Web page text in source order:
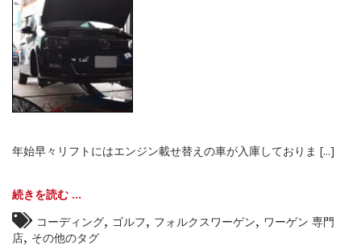
年始早々リフトにはエンジン載せ替えの車が入庫しておりま [...]
続きを読む ...
コーディング ゴルフ フォルクスワーゲン
ワーゲン 専門
店 その他のタグ